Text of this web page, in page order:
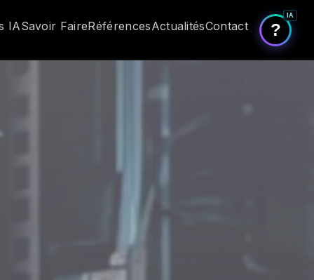
IASavoir FaireRéférencesActualitésContact ?
IA